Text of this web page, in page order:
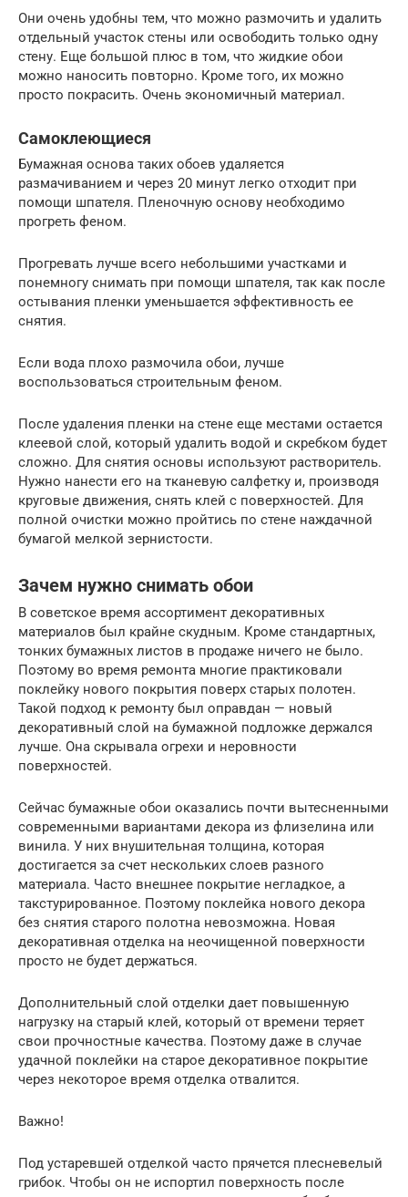
Они очень удобны тем, что можно размочить и удалить
отдельный участок стены или освободить только одну
стену. Еще большой плюс в том, что жидкие обои
можно наносить повторно. Кроме того, их можно
просто покрасить. Очень экономичный материал.
Самоклеющиеся
Бумажная основа таких обоев удаляется
размачиванием и через 20 минут легко отходит при
помощи шпателя. Пленочную основу необходимо
прогреть феном.
Прогревать лучше всего небольшими участками и
понемногу снимать при помощи шпателя, так как после
остывания пленки уменьшается эффективность ее
снятия.
Если вода плохо размочила обои, лучше
воспользоваться строительным феном.
После удаления пленки на стене еще местами остается
клеевой слой, который удалить водой и скребком будет
сложно. Для снятия основы используют растворитель.
Нужно нанести его на тканевую салфетку и, производя
круговые движения, снять клей с поверхностей. Для
полной очистки можно пройтись по стене наждачной
бумагой мелкой зернистости.
Зачем нужно снимать обои
В советское время ассортимент декоративных
материалов был крайне скудным. Кроме стандартных,
тонких бумажных листов в продаже ничего не было.
Поэтому во время ремонта многие практиковали
поклейку нового покрытия поверх старых полотен.
Такой подход к ремонту был оправдан — новый
декоративный слой на бумажной подложке держался
лучше. Она скрывала огрехи и неровности
поверхностей.
Сейчас бумажные обои оказались почти вытесненными
современными вариантами декора из флизелина или
винила. У них внушительная толщина, которая
достигается за счет нескольких слоев разного
материала. Часто внешнее покрытие негладкое, а
такстурированное. Поэтому поклейка нового декора
без снятия старого полотна невозможна. Новая
декоративная отделка на неочищенной поверхности
просто не будет держаться.
Дополнительный слой отделки дает повышенную
нагрузку на старый клей, который от времени теряет
свои прочностные качества. Поэтому даже в случае
удачной поклейки на старое декоративное покрытие
через некоторое время отделка отвалится.
Важно!
Под устаревшей отделкой часто прячется плесневелый
грибок. Чтобы он не испортил поверхность после